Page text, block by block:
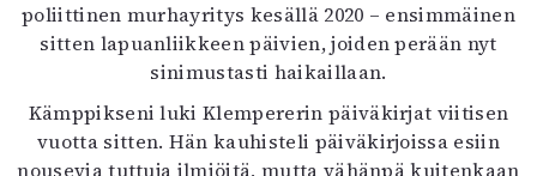
poliittinen murhayritys kesällä 2020 – ensimmäinen
sitten lapuanliikkeen päivien, joiden perään nyt
sinimustasti haikaillaan.
Kämppikseni luki Klempererin päiväkirjat viitisen
vuotta sitten. Hän kauhisteli päiväkirjoissa esiin
nousevia tuttuja ilmiöitä, mutta vähänpä kuitenkaan